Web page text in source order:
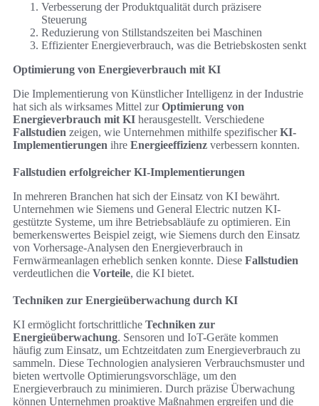
Verbesserung der Produktqualität durch präzisere
Steuerung
Reduzierung von Stillstandszeiten bei Maschinen
Effizienter Energieverbrauch, was die Betriebskosten senkt
Optimierung von Energieverbrauch mit KI
Die Implementierung von Künstlicher Intelligenz in der Industrie
hat sich als wirksames Mittel zurOptimierung von
Energieverbrauch mit KI herausgestellt. Verschiedene
Fallstudien zeigen, wie Unternehmen mithilfe spezifischerKI-
Implementierungen ihre Energieeffizienz verbessern konnten.
Fallstudien erfolgreicher KI-Implementierungen
In mehreren Branchen hat sich der Einsatz von KI bewährt.
Unternehmen wie Siemens und General Electric nutzen KI-
gestützte Systeme, um ihre Betriebsabläufe zu optimieren. Ein
bemerkenswertes Beispiel zeigt, wie Siemens durch den Einsatz
von Vorhersage-Analysen den Energieverbrauch in
Fernwärmeanlagen erheblich senken konnte. Diese Fallstudien
verdeutlichen die Vorteile, die KI bietet.
Techniken zur Energieüberwachung durch KI
KI ermöglicht fortschrittliche Techniken zur
Energieüberwachung. Sensoren und IoT-Geräte kommen
häufig zum Einsatz, um Echtzeitdaten zum Energieverbrauch zu
sammeln. Diese Technologien analysieren Verbrauchsmuster und
bieten wertvolle Optimierungsvorschläge, um den
Energieverbrauch zu minimieren. Durch präzise Überwachung
können Unternehmen proaktive Maßnahmen ergreifen und die